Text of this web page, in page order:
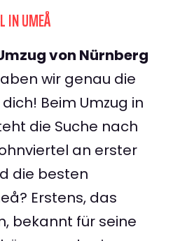
IN UMEÅ
von Nürnberg
wir genau die
Beim Umzug in
die Suche nach
an erster
die besten
Erstens, das
bekannt für seine